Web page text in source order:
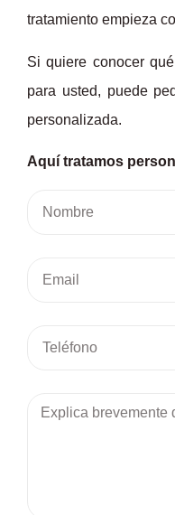
tratamiento empieza
Si quiere conocer
para usted, puede
personalizada.
Aquí tratamos